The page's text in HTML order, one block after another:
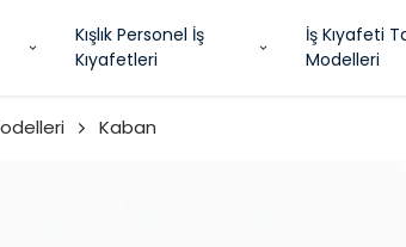
Kışlık Personel İş
Kıyafetleri
İş Kıyafeti
Modelleri
Kaban